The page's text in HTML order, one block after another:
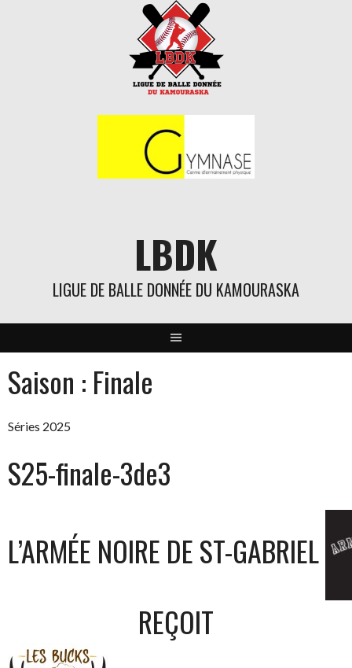
LBDK
LIGUE DE BALLE DONNÉE DU KAMOURASKA
Saison : Finale
Séries 2025
S25-finale-3de3
L’ARMÉE NOIRE DE ST-GABRIEL
REÇOIT